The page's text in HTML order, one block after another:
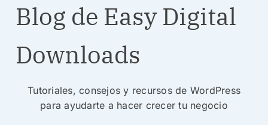
Blog de Easy Digital
Downloads
Tutoriales, consejos y recursos de WordPress
para ayudarte a hacer crecer tu negocio